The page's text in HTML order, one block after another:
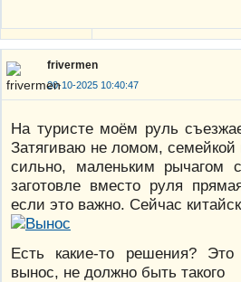
frivermen
20-10-2025 10:40:47
На туристе моём руль
Затягиваю не ломом,
сильно, маленьким рычагом
заготовле вместо руля
если это важно. Сейчас
Есть какие-то решения?
вынос, не должно быть такого